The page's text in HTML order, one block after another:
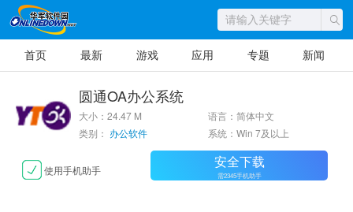
首页 最新 游戏 应用 专题 新闻
圆通OA办公系统
大小：24.47 M
语言：简体中文
类别： 办公软件 系统：Win 7及以上
使用手机助手 安全下载
需2345手机助手